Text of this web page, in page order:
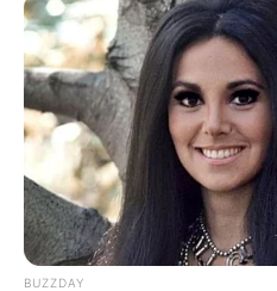
Πότε ανοίγουν οι
Πανεπιστήμια 2026 –
πρωτοετείς
Ακολουθήστε το
News
ΤΑ ΠΙΟ
BUZZDAY